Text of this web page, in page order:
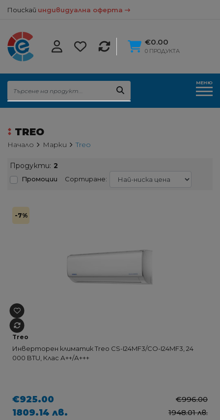
Поискай индивидуална оферта
€0.00
0 ПРОДУКТА
МЕНЮ
TREO
Начало Марки Treo
Продукти: 2
Промоции Сортиране:
-7%
Treo
Инверторен климатик Treo CS-I24MF3/CO-I24MF3, 24
000 BTU, Клас А++/А+++
€925.00 €996.00
1809.14 лв. 1948.01 лв.